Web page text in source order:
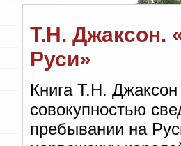
Т.Н. Джаксон.
Руси»
Книга Т.Н.
совокупностью
пребывании на